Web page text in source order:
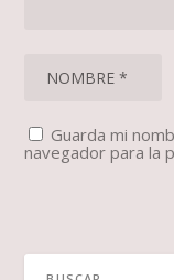
Guarda mi
navegador para la